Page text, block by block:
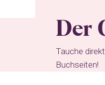
Der
Tauche
Buchseiten!